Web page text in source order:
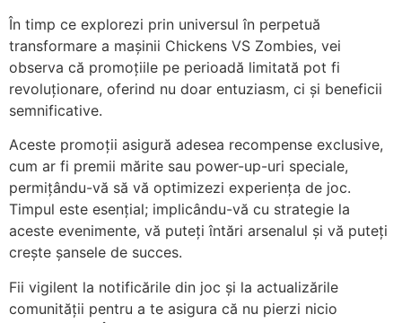
În timp ce explorezi prin universul în perpetuă
transformare a mașinii Chickens VS Zombies, vei
observa că promoțiile pe perioadă limitată pot fi
revoluționare, oferind nu doar entuziasm, ci și beneficii
semnificative.
Aceste promoții asigură adesea recompense exclusive,
cum ar fi premii mărite sau power-up-uri speciale,
permițându-vă să vă optimizezi experiența de joc.
Timpul este esențial; implicându-vă cu strategie la
aceste evenimente, vă puteți întări arsenalul și vă puteți
crește șansele de succes.
Fii vigilent la notificările din joc și la actualizările
comunității pentru a te asigura că nu pierzi nicio